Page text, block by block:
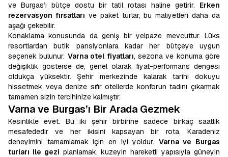
ve Burgas’ı bütçe dostu bir tatil rotası haline getirir. Erken
rezervasyon fırsatları ve paket turlar, bu maliyetleri daha da
aşağı çekebilir.
Konaklama konusunda da geniş bir yelpaze mevcuttur. Lüks
resortlardan butik pansiyonlara kadar her bütçeye uygun
seçenek bulunur. Varna otel fiyatları, sezona ve konuma göre
değişiklik gösterse de, genel olarak fiyat-performans dengesi
oldukça yüksektir. Şehir merkezinde kalarak tarihi dokuyu
hissetmek veya denize sıfır otellerde konforun tadını çıkarmak
tamamen sizin tercihinize kalmıştır.
Varna ve Burgas’ı Bir Arada Gezmek
Kesinlikle evet. Bu iki şehir birbirine sadece birkaç saatlik
mesafededir ve her ikisini kapsayan bir rota, Karadeniz
deneyimini tamamlamak için en iyi yoldur. Varna ve Burgas
turları ile gezi planlamak, kuzeyin hareketli yapısıyla güneyin